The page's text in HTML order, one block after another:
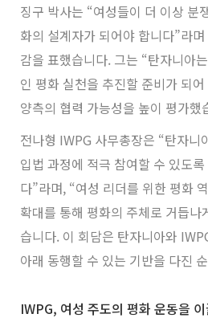
징구 박사는 “여성들이 더 이상 분
화의 설계자가 되어야 합니다”라
감을 표했습니다. 그는 “탄자니아
인 평화 실천을 추진할 준비가 되
양측의 협력 가능성을 높이 평가했
전나형 IWPG 사무총장은 “탄자니
입법 과정에 적극 참여할 수 있도
다”라며, “여성 리더를 위한 평화
확대를 통해 평화의 주체로 거듭나
습니다. 이 회담은 탄자니아와
아래 동행할 수 있는 기반을 다진
IWPG, 여성 주도의 평화 운동을